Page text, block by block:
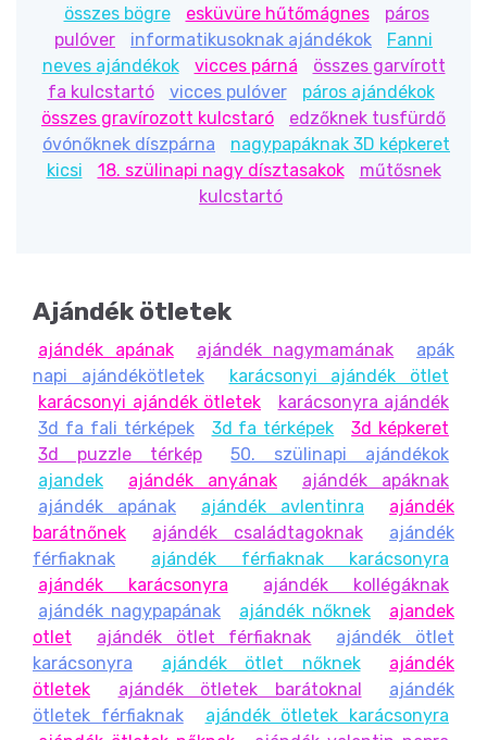
✔️ Kiváló minőség, igényes kidolgozás:
Termékeink 100% pamutból vagy puha plüss anyagból
készülnek, kiváló nedvszívó és tartós tulajdonságokkal,
gépben moshatók, és a hímzés sokáig megőrzi
szépségét.
Rendeld meg most az egyedi hímzett ajándékot
amellyel garantáltan örömet szerzel – legyen az névre
összes bögre
esküvüre hűtőmágnes
páros
pulóver
informatikusoknak ajándékok
Fanni
neves ajándékok
vicces párná
összes garvírott
fa kulcstartó
vicces pulóver
páros ajándékok
összes gravírozott kulcstaró
edzőknek tusfürdő
óvónőknek díszpárna
nagypapáknak 3D képkeret
kicsi
18. szülinapi nagy dísztasakok
műtősnek
kulcstartó
Ajándék ötletek
ajándék apának ajándék nagymamának
apák
napi ajándékötletek
karácsonyi ajándék ötlet
karácsonyi ajándék ötletek
karácsonyra ajándék
3d fa fali térképek
3d fa térképek
3d képkeret
3d puzzle térkép
50. szülinapi ajándékok
ajandek
ajándék anyának
ajándék apáknak
ajándék apának
ajándék avlentinra
ajándék
barátnőnek
ajándék családtagoknak
ajándék
férfiaknak
ajándék férfiaknak karácsonyra
ajándék karácsonyra
ajándék kollégáknak
ajándék nagypapának
ajándék nőknek
ajandek
otlet
ajándék ötlet férfiaknak
ajándék ötlet
karácsonyra
ajándék ötlet nőknek
ajándék
ötletek
ajándék ötletek barátoknal
ajándék
ötletek férfiaknak
ajándék ötletek karácsonyra